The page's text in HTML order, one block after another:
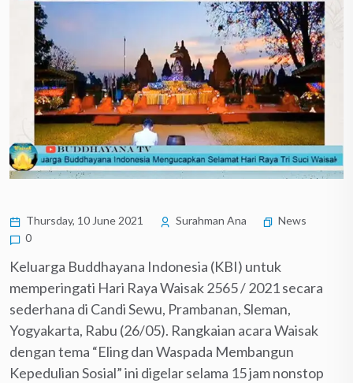
Thursday, 10 June 2021 Surahman Ana
News
0
Keluarga Buddhayana Indonesia (KBI) untuk
memperingati Hari Raya Waisak 2565 / 2021 secara
sederhana di Candi Sewu, Prambanan, Sleman,
Yogyakarta, Rabu (26/05). Rangkaian acara Waisak
dengan tema “Eling dan Waspada Membangun
Kepedulian Sosial” ini digelar selama 15 jam nonstop